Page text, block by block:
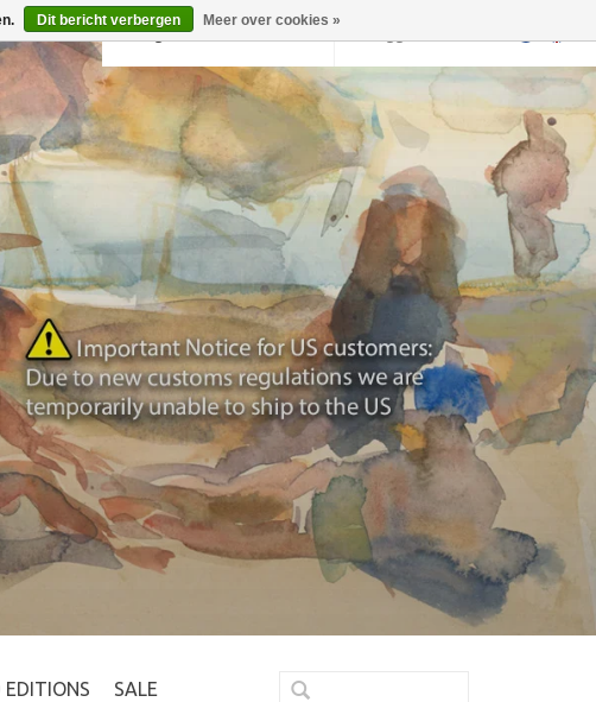
Terug naar krollermuller.nl
EDITIONS SALE
Dit bericht verbergen Meer over cookies »